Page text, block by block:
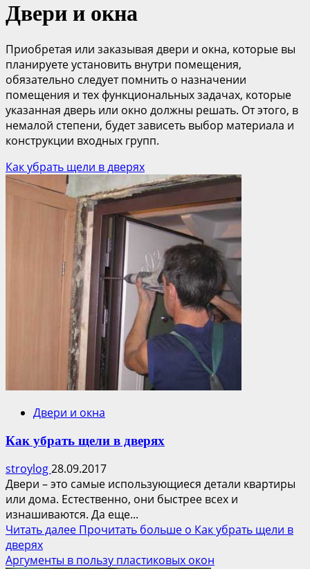
Двери и окна
Приобретая или заказывая двери и окна, которые вы
планируете установить внутри помещения,
обязательно следует помнить о назначении
помещения и тех функциональных задачах, которые
указанная дверь или окно должны решать. От этого, в
немалой степени, будет зависеть выбор материала и
конструкции входных групп.
Как убрать щели в дверях
Двери и окна
Как убрать щели в дверях
stroylog28.09.2017
Двери – это самые использующиеся детали квартиры
или дома. Естественно, они быстрее всех и
изнашиваются. Да еще...
Читать далее Прочитать больше о Как убрать щели в
дверях
Аргументы в пользу пластиковых окон